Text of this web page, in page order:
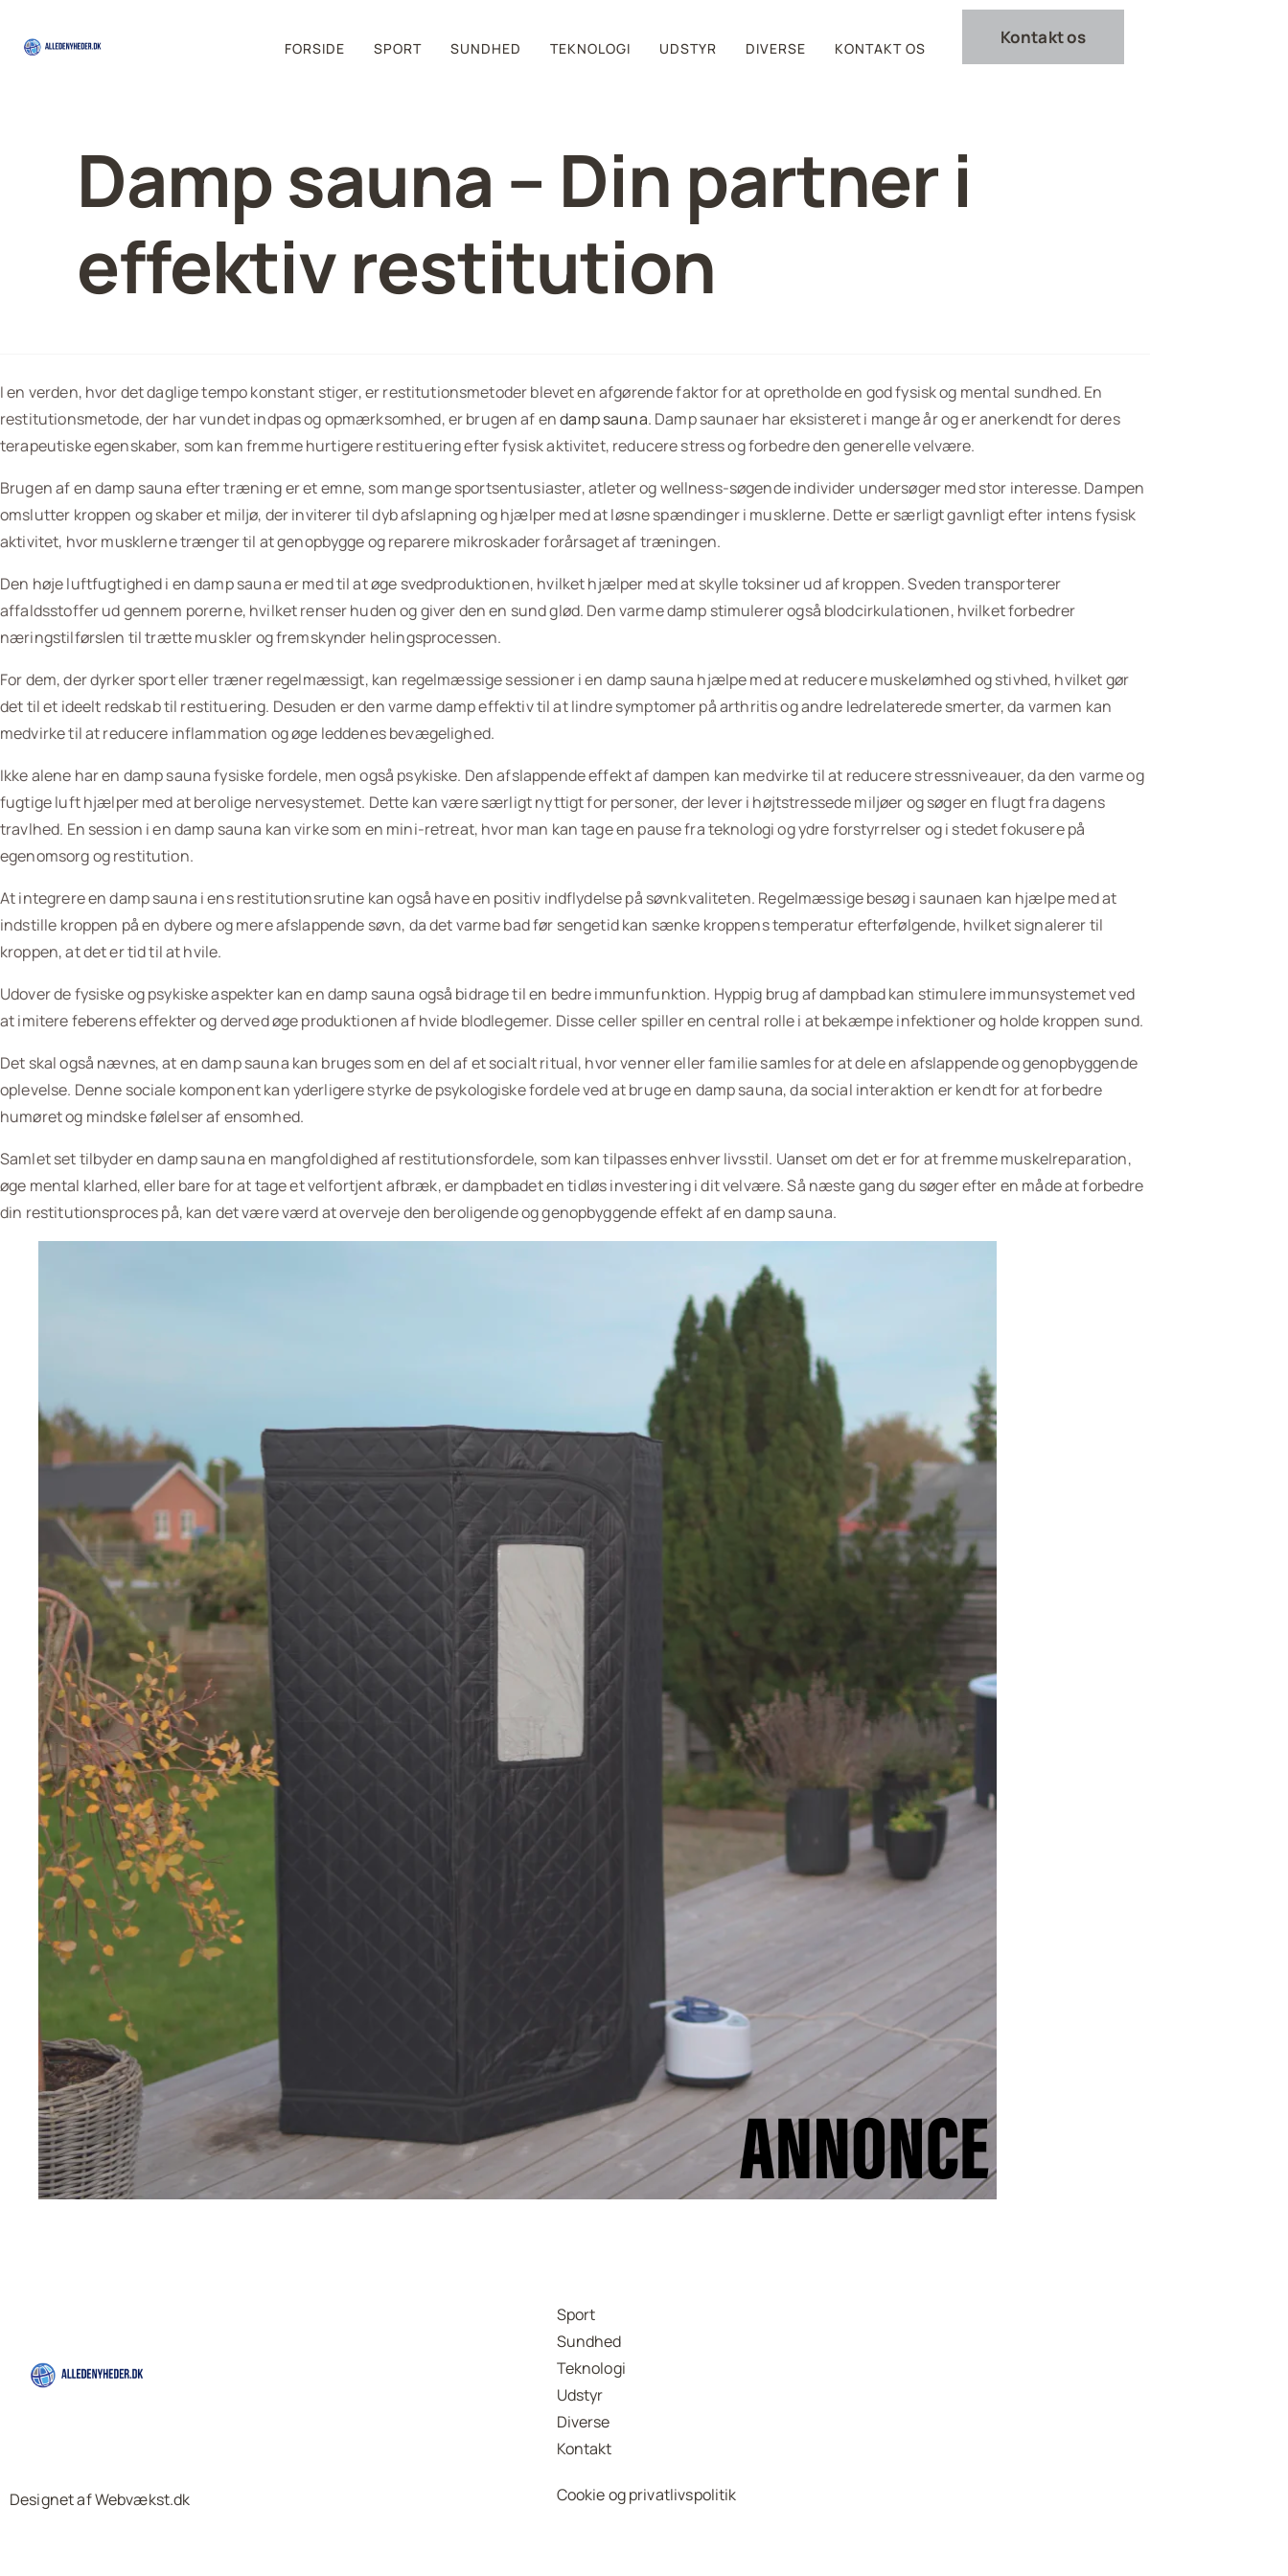
FORSIDE SPORT SUNDHED TEKNOLOGI UDSTYR DIVERSE KONTAKT OS
Kontakt os
Damp sauna – Din partner i
effektiv restitution
I en verden, hvor det daglige tempo konstant stiger, er restitutionsmetoder blevet en afgørende faktor for at opretholde en god fysisk og mental sundhed. En
restitutionsmetode, der har vundet indpas og opmærksomhed, er brugen af endamp sauna. Damp saunaer har eksisteret i mange år og er anerkendt for deres
terapeutiske egenskaber, som kan fremme hurtigere restituering efter fysisk aktivitet, reducere stress og forbedre den generelle velvære.
Brugen af en damp sauna efter træning er et emne, som mange sportsentusiaster, atleter og wellness-søgende individer undersøger med stor interesse. Dampen
omslutter kroppen og skaber et miljø, der inviterer til dyb afslapning og hjælper med at løsne spændinger i musklerne. Dette er særligt gavnligt efter intens fysisk
aktivitet, hvor musklerne trænger til at genopbygge og reparere mikroskader forårsaget af træningen.
Den høje luftfugtighed i en damp sauna er med til at øge svedproduktionen, hvilket hjælper med at skylle toksiner ud af kroppen. Sveden transporterer
affaldsstoffer ud gennem porerne, hvilket renser huden og giver den en sund glød. Den varme damp stimulerer også blodcirkulationen, hvilket forbedrer
næringstilførslen til trætte muskler og fremskynder helingsprocessen.
For dem, der dyrker sport eller træner regelmæssigt, kan regelmæssige sessioner i en damp sauna hjælpe med at reducere muskelømhed og stivhed, hvilket gør
det til et ideelt redskab til restituering. Desuden er den varme damp effektiv til at lindre symptomer på arthritis og andre ledrelaterede smerter, da varmen kan
medvirke til at reducere inflammation og øge leddenes bevægelighed.
Ikke alene har en damp sauna fysiske fordele, men også psykiske. Den afslappende effekt af dampen kan medvirke til at reducere stressniveauer, da den varme og
fugtige luft hjælper med at berolige nervesystemet. Dette kan være særligt nyttigt for personer, der lever i højtstressede miljøer og søger en flugt fra dagens
travlhed. En session i en damp sauna kan virke som en mini-retreat, hvor man kan tage en pause fra teknologi og ydre forstyrrelser og i stedet fokusere på
egenomsorg og restitution.
At integrere en damp sauna i ens restitutionsrutine kan også have en positiv indflydelse på søvnkvaliteten. Regelmæssige besøg i saunaen kan hjælpe med at
indstille kroppen på en dybere og mere afslappende søvn, da det varme bad før sengetid kan sænke kroppens temperatur efterfølgende, hvilket signalerer til
kroppen, at det er tid til at hvile.
Udover de fysiske og psykiske aspekter kan en damp sauna også bidrage til en bedre immunfunktion. Hyppig brug af dampbad kan stimulere immunsystemet ved
at imitere feberens effekter og derved øge produktionen af hvide blodlegemer. Disse celler spiller en central rolle i at bekæmpe infektioner og holde kroppen sund.
Det skal også nævnes, at en damp sauna kan bruges som en del af et socialt ritual, hvor venner eller familie samles for at dele en afslappende og genopbyggende
oplevelse. Denne sociale komponent kan yderligere styrke de psykologiske fordele ved at bruge en damp sauna, da social interaktion er kendt for at forbedre
humøret og mindske følelser af ensomhed.
Samlet set tilbyder en damp sauna en mangfoldighed af restitutionsfordele, som kan tilpasses enhver livsstil. Uanset om det er for at fremme muskelreparation,
øge mental klarhed, eller bare for at tage et velfortjent afbræk, er dampbadet en tidløs investering i dit velvære. Så næste gang du søger efter en måde at forbedre
din restitutionsproces på, kan det være værd at overveje den beroligende og genopbyggende effekt af en damp sauna.
Designet af Webvækst.dk
Sport
Sundhed
Teknologi
Udstyr
Diverse
Kontakt
Cookie og privatlivspolitik